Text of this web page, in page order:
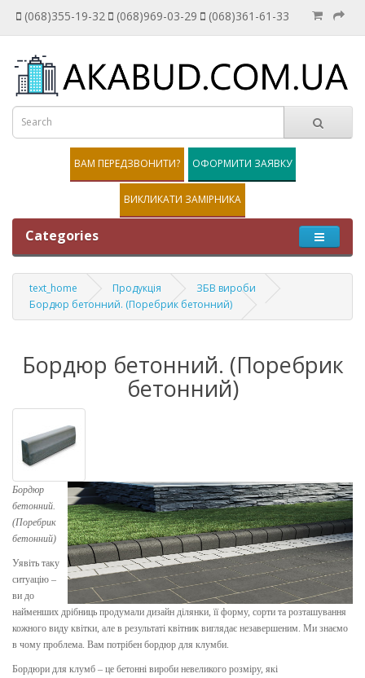
(068)355-19-32 (068)969-03-29 (068)361-61-33
ВАМ ПЕРЕДЗВОНИТИ? ОФОРМИТИ ЗАЯВКУ
ВИКЛИКАТИ ЗАМІРНИКА
Categories
text_home Продукція
ЗБВ вироби
Бордюр бетонний. (Поребрик бетонний)
Бордюр бетонний. (Поребрик
бетонний)
Бордюр
бетонний.
(Поребрик
бетонний)
Уявіть таку
ситуацію –
ви до
найменших дрібниць продумали дизайн ділянки, її форму, сорти та розташування
кожного виду квітки, але в результаті квітник виглядає незавершеним. Ми знаємо
в чому проблема. Вам потрібен бордюр для клумби.
Бордюри для клумб – це бетонні вироби невеликого розміру, які